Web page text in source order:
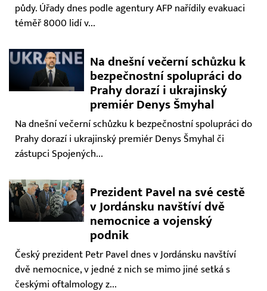
půdy. Úřady dnes podle agentury AFP nařídily evakuaci
téměř 8000 lidí v...
Na dnešní večerní schůzku k
bezpečnostní spolupráci do
Prahy dorazí i ukrajinský
premiér Denys Šmyhal
Na dnešní večerní schůzku k bezpečnostní spolupráci do
Prahy dorazí i ukrajinský premiér Denys Šmyhal či
zástupci Spojených...
Prezident Pavel na své cestě
v Jordánsku navštíví dvě
nemocnice a vojenský
podnik
Český prezident Petr Pavel dnes v Jordánsku navštíví
dvě nemocnice, v jedné z nich se mimo jiné setká s
českými oftalmology z...